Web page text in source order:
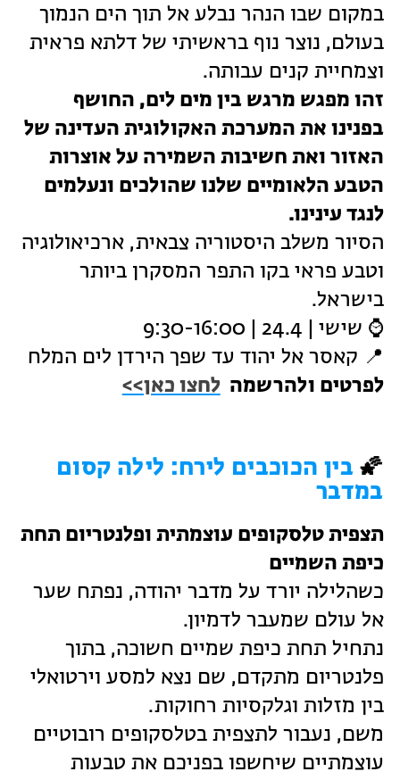
במקום שבו הנהר נבלע אל תוך הים הנמוך
בעולם, נוצר נוף בראשיתי של דלתא פראית
וצמחיית קנים עבותה.
זהו מפגש מרגש בין מים לים, החושף
בפנינו את המערכת האקולוגית העדינה של
האזור ואת חשיבות השמירה על אוצרות
הטבע הלאומיים שלנו שהולכים ונעלמים
לנגד עינינו.
הסיור משלב היסטוריה צבאית, ארכיאולוגיה
וטבע פראי בקו התפר המסקרן ביותר
בישראל.
⌚ שישי | 24.4 | 9:30-16:00
📍 קאסר אל יהוד עד שפך הירדן לים המלח
לפרטים ולהרשמהלחצו כאן>>
🌠בין הכוכבים לירח: לילה קסום
במדבר
תצפית טלסקופים עוצמתית ופלנטריום תחת
כיפת השמיים
כשהלילה יורד על מדבר יהודה, נפתח שער
אל עולם שמעבר לדמיון.
נתחיל תחת כיפת שמיים חשוכה, בתוך
פלנטריום מתקדם, שם נצא למסע וירטואלי
בין מזלות וגלקסיות רחוקות.
משם, נעבור לתצפית בטלסקופים רובוטיים
עוצמתיים שיחשפו בפניכם את טבעות